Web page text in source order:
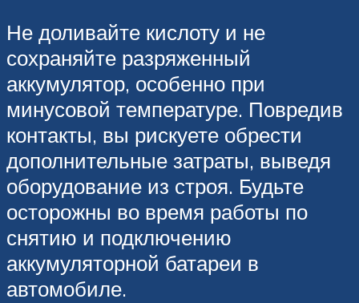
Не доливайте кислоту и не
сохраняйте разряженный
аккумулятор, особенно при
минусовой температуре. Повредив
контакты, вы рискуете обрести
дополнительные затраты, выведя
оборудование из строя. Будьте
осторожны во время работы по
снятию и подключению
аккумуляторной батареи в
автомобиле.